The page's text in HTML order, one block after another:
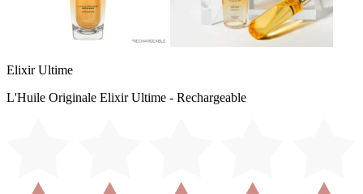
Elixir Ultime
L'Huile Originale Elixir Ultime - Rechargeable